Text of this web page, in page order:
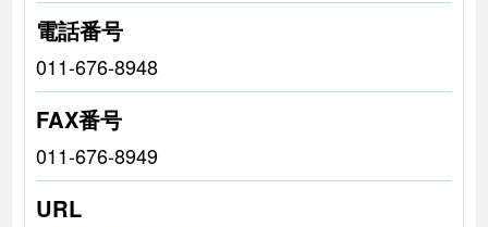
電話番号
011-676-8948
FAX番号
011-676-8949
URL